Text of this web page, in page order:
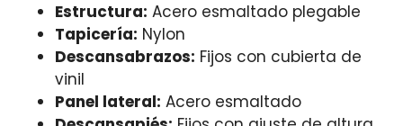
Estructura: Acero esmaltado plegable
Tapicería: Nylon
Descansabrazos: Fijos con cubierta de
vinil
Panel lateral: Acero esmaltado